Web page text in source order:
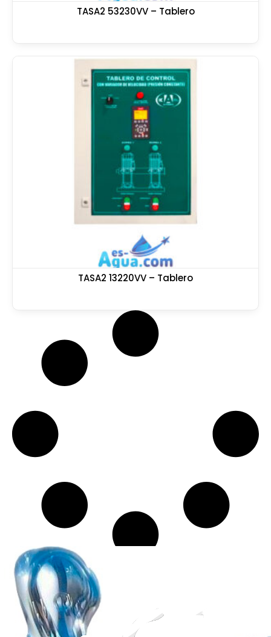
TASA2 53230VV – Tablero
TASA2 13220VV – Tablero